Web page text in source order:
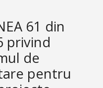
61 din
privind
de
pentru